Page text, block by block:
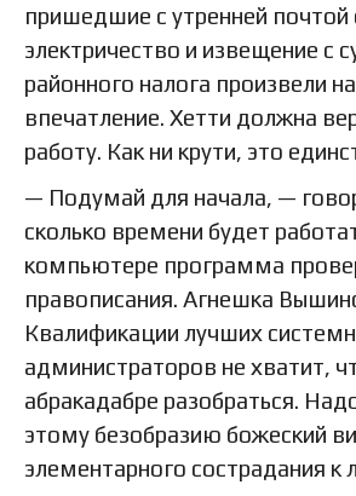
пришедшие с утренней почтой
электричество и извещение с
районного налога произвели
впечатление. Хетти должна
работу. Как ни крути, это
— Подумай для начала, —
сколько времени будет
компьютере программа
правописания. Агнешка
Квалификации лучших
администраторов не хватит,
абракадабре разобраться.
этому безобразию божеский
элементарного сострадания